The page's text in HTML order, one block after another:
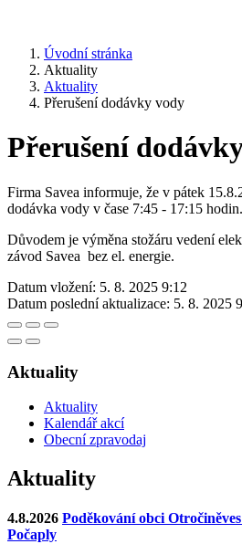
Úvodní stránka
Aktuality
Aktuality
Přerušení dodávky vody
Přerušení
Firma Savea informuje, že v pátek
dodávka vody v čase 7:45 - 17:15 hodin.
Důvodem je výměna stožáru vedení
závod Savea bez el. energie.
Datum vložení: 5. 8. 2025 9:12
Datum poslední aktualizace: 5. 8. 2025
Aktuality
Aktuality
Kalendář akcí
Obecní zpravodaj
Aktuality
4.8.2026 Poděkování obci
Počaply